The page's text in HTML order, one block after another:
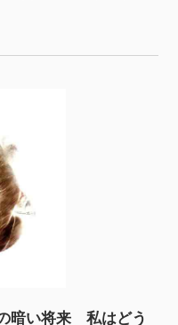
暗い将来 私はどう